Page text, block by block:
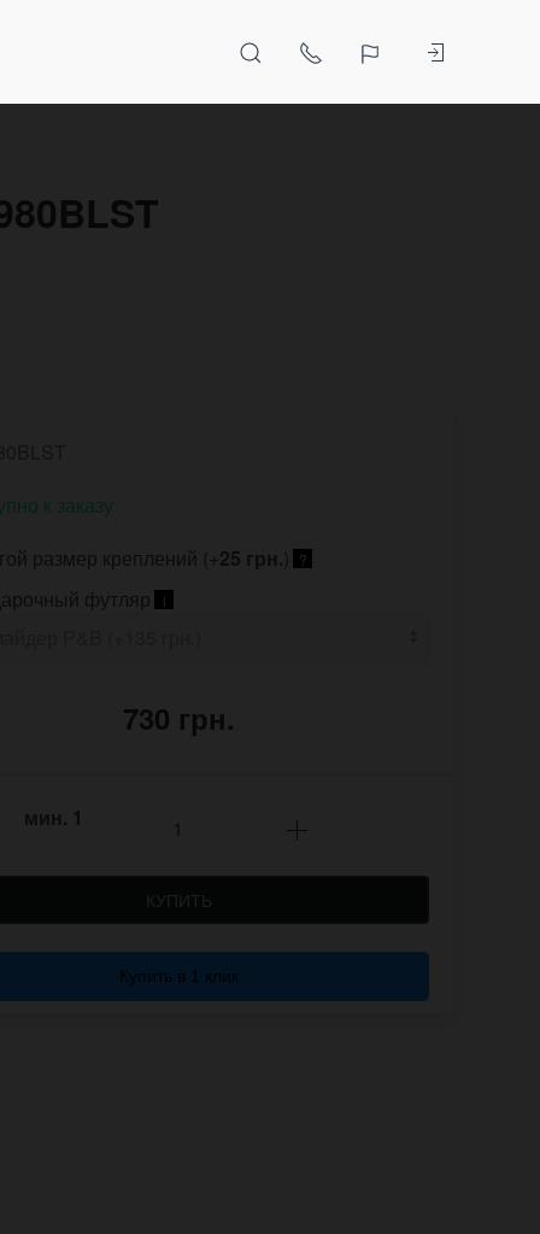
к заказу
размер креплений (+25 грн.) ?
футляр i
730 грн.
мин. 1
КУПИТЬ
Купить в 1 клик